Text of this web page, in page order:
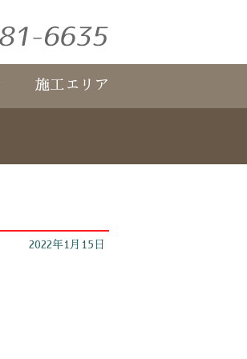
施工エリア
2022年1月15日